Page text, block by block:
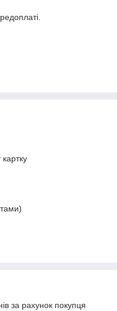
за рахунок покупця